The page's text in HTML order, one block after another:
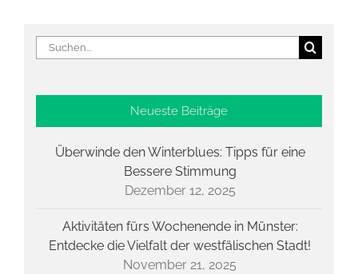
Suche
nach:
Neueste Beiträge
Überwinde den Winterblues: Tipps für eine
Bessere Stimmung
Dezember 12, 2025
Aktivitäten fürs Wochenende in Münster:
Entdecke die Vielfalt der westfälischen Stadt!
November 21, 2025